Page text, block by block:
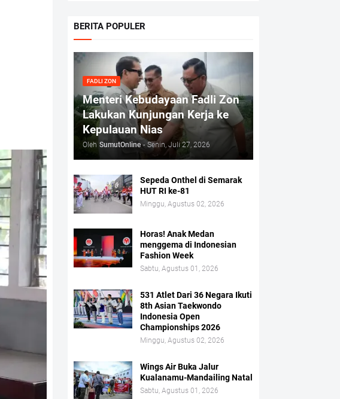
BERITA POPULER
FADLI ZON
Menteri Kebudayaan Fadli Zon
Lakukan Kunjungan Kerja ke
Kepulauan Nias
Oleh SumutOnline - Senin, Juli 27, 2026
Sepeda Onthel di Semarak
HUT RI ke-81
Minggu, Agustus 02, 2026
Horas! Anak Medan
menggema di Indonesian
Fashion Week
Sabtu, Agustus 01, 2026
531 Atlet Dari 36 Negara Ikuti
8th Asian Taekwondo
Indonesia Open
Championships 2026
Minggu, Agustus 02, 2026
Wings Air Buka Jalur
Kualanamu-Mandailing Natal
Sabtu, Agustus 01, 2026